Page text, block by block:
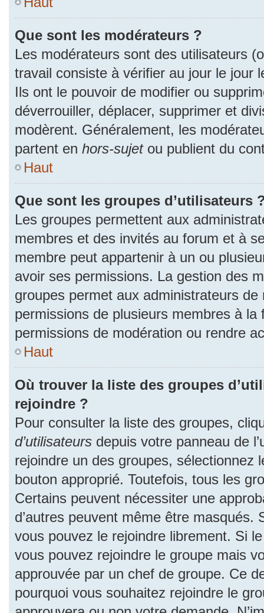
Que sont les modérateurs ?
Les modérateurs sont des utilisateurs
travail consiste à vérifier au jour le jour
Ils ont le pouvoir de modifier ou
déverrouiller, déplacer, supprimer et
modèrent. Généralement, les
partent en hors-sujetou publient du
Haut
Que sont les groupes d’utilisateurs
Les groupes permettent aux
membres et des invités au forum et à
membre peut appartenir à un ou
avoir ses permissions. La gestion des
groupes permet aux administrateurs
permissions de plusieurs membres à la
permissions de modération ou rendre
Haut
Où trouver la liste des groupes
rejoindre ?
Pour consulter la liste des groupes,
d’utilisateurs depuis votre panneau de
rejoindre un des groupes, sélectionnez
bouton approprié. Toutefois, tous les
Certains peuvent nécessiter une
d’autres peuvent même être
vous pouvez le rejoindre librement. Si
vous pouvez rejoindre le groupe mais
approuvée par un chef de groupe. Ce
pourquoi vous souhaitez rejoindre le